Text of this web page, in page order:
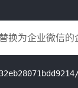
换为企业微信